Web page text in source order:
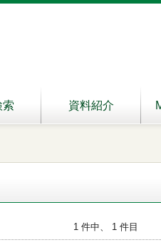
索 資料紹介
1 件中、 1 件目